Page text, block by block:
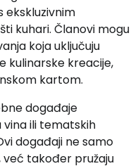
ekskluzivnim
kuhari. Članovi mogu
koja uključuju
kulinarske kreacije,
kartom.
događaje
ili tematskih
događaji ne samo
već također pružaju